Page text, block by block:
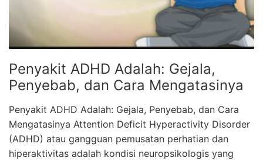
Penyakit ADHD Adalah: Gejala,
Penyebab, dan Cara Mengatasinya
Penyakit ADHD Adalah: Gejala, Penyebab, dan Cara
Mengatasinya Attention Deficit Hyperactivity Disorder
(ADHD) atau gangguan pemusatan perhatian dan
hiperaktivitas adalah kondisi neuropsikologis yang